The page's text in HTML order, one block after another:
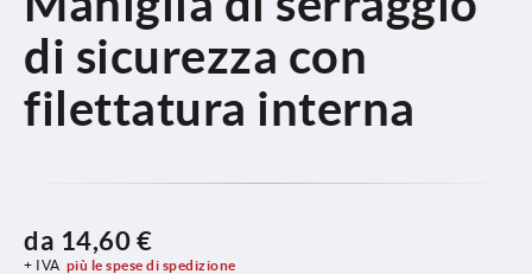
di sicurezza con
filettatura interna
da 14,60 €
+ IVA più le spese di spedizione